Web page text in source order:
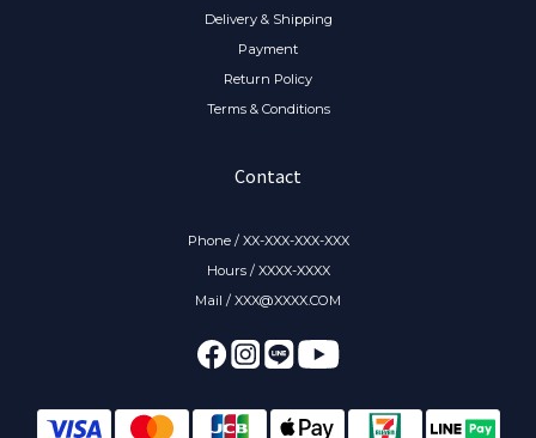
Delivery & Shipping
Payment
Return Policy
Terms & Conditions
Contact
Phone / XX-XXX-XXX-XXX
Hours / XXXX-XXXX
Mail / XXX@XXXX.COM